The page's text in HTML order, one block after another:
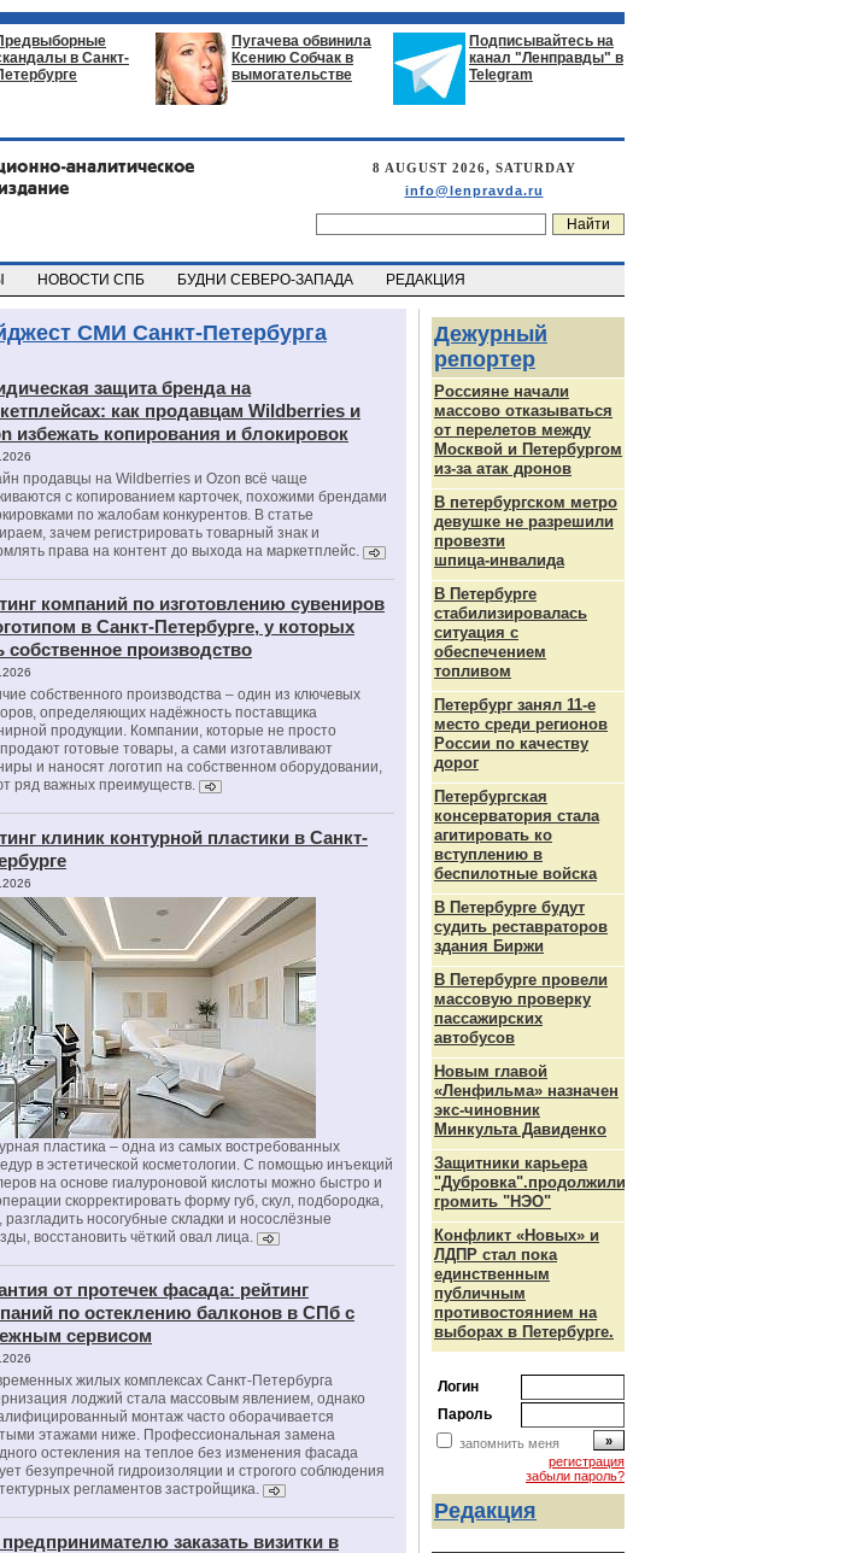
в Санкт-
Пугачева обвинила
Ксению Собчак в
вымогательстве
Подписывайтесь на
канал "Ленправды" в
Telegram
8 AUGUST 2026, SATURDAY
info@lenpravda.ru
НОВОСТИ СПБ БУДНИ СЕВЕРО-ЗАПАДА РЕДАКЦИЯ
СМИ Санкт-Петербурга
защита бренда на
как продавцам Wildberries и
избежать копирования и блокировок
продавцы на Wildberries и Ozon всё чаще
с копированием карточек, похожими брендами
по жалобам конкурентов. В статье
зачем регистрировать товарный знак и
права на контент до выхода на маркетплейс.
компаний по изготовлению сувениров
в Санкт-Петербурге, у которых
собственное производство
собственного производства – один из ключевых
определяющих надёжность поставщика
продукции. Компании, которые не просто
готовые товары, а сами изготавливают
и наносят логотип на собственном оборудовании,
ряд важных преимуществ.
клиник контурной пластики в Санкт-
пластика – одна из самых востребованных
в эстетической косметологии. С помощью инъекций
на основе гиалуроновой кислоты можно быстро и
скорректировать форму губ, скул, подбородка,
разгладить носогубные складки и носослёзные
восстановить чёткий овал лица.
от протечек фасада: рейтинг
по остеклению балконов в СПб с
сервисом
жилых комплексах Санкт-Петербурга
лоджий стала массовым явлением, однако
монтаж часто оборачивается
этажами ниже. Профессиональная замена
остекления на теплое без изменения фасада
безупречной гидроизоляции и строгого соблюдения
регламентов застройщика.
заказать визитки в
Дежурный
репортер
Россияне начали
массово отказываться
от перелетов между
Москвой и Петербургом
из-за атак дронов
В петербургском метро
девушке не разрешили
провезти
шпица‑инвалида
В Петербурге
стабилизировалась
ситуация с
обеспечением
топливом
Петербург занял 11-е
место среди регионов
России по качеству
дорог
Петербургская
консерватория стала
агитировать ко
вступлению в
беспилотные войска
В Петербурге будут
судить реставраторов
здания Биржи
В Петербурге провели
массовую проверку
пассажирских
автобусов
Новым главой
«Ленфильма» назначен
экс-чиновник
Минкульта Давиденко
Защитники карьера
"Дубровка".продолжили
громить "НЭО"
Конфликт «Новых» и
ЛДПР стал пока
единственным
публичным
противостоянием на
выборах в Петербурге.
Логин
Пароль
запомнить меня
регистрация
забыли пароль?
Редакция